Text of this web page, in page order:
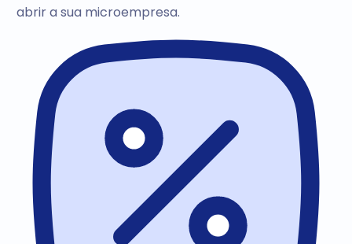
abrir a sua microempresa.